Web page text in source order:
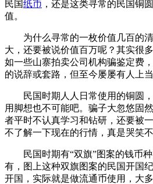
民国纸币 ，还是这类寻常的民国铜
值。
为什么寻常的一枚价值几百的清
大，还要被说价值百万呢？其实很
如一些山寨拍卖公司机构骗鉴定费
的说辞或套路，但至今屡屡有人上当
民国时期人人日常使用的铜圆，
用脚想也不可能吧。骗子大忽悠固
者平时不认真学习和钻研，还要被
不了解一下现在的行情，真是哭笑不
民国时期有“双旗”图案的钱币种
有，图上这种双旗图案的民国开国
开国，实际就是做流通币使用，